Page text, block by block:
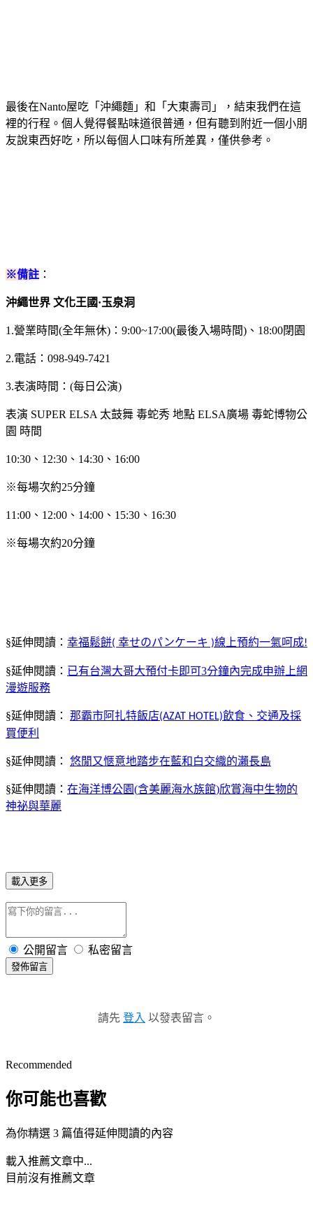
最後在Nanto屋吃「沖繩麵」和「大東壽司」，結束我們在這
裡的行程。個人覺得餐點味道很普通，但有聽到附近一個小朋
友說東西好吃，所以每個人口味有所差異，僅供參考。
※備註 ：
沖繩世界 文化王國·玉泉洞
1.營業時間(全年無休)：9:00~17:00(最後入場時間)、18:00閉園
2.電話：098-949-7421
3.表演時間：(每日公演)
表演 SUPER ELSA 太鼓舞 毒蛇秀 地點 ELSA廣場 毒蛇博物公
園 時間
10:30、12:30、14:30、16:00
※每場次約25分鐘
11:00、12:00、14:00、15:30、16:30
※每場次約20分鐘
§延伸閱讀： 幸福鬆餅( 幸せのパンケーキ )線上預約一氣呵成!
§延伸閱讀： 已有台灣大哥大預付卡即可3分鐘內完成申辦上網
漫遊服務
§延伸閱讀： 那霸市阿扎特飯店(AZAT HOTEL)飲食、交通及採
買便利
§延伸閱讀： 悠閒又愜意地踏步在藍和白交織的瀨長島
§延伸閱讀： 在海洋博公園(含美麗海水族館)欣賞海中生物的
神祕與華麗
載入更多
公開留言 私密留言
發佈留言
請先 登入 以發表留言。
Recommended
你可能也喜歡
為你精選 3 篇值得延伸閱讀的內容
載入推薦文章中...
目前沒有推薦文章